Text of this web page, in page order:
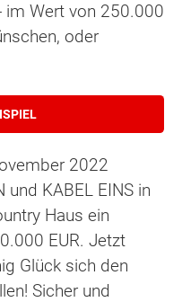
im Wert von 250.000
oder
2022
und KABEL EINS in
Haus ein
EUR. Jetzt
Glück sich den
Sicher und